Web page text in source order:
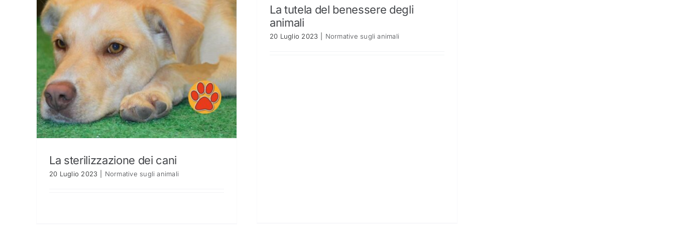
La sterilizzazione dei cani
20 Luglio 2023 Normative sugli animali
La tutela del benessere degli
animali
20 Luglio 2023 Normative sugli animali